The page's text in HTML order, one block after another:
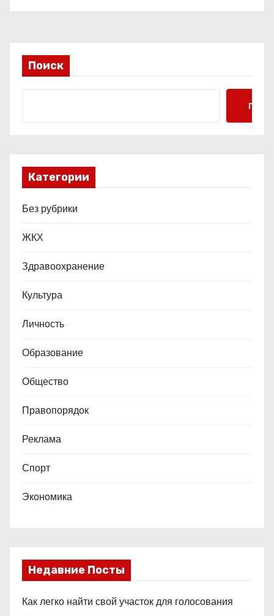
и
с
Поиск
Поиск
Категории
Без рубрики
ЖКХ
Здравоохранение
Культура
Личность
Образование
Общество
Правопорядок
Реклама
Спорт
Экономика
Недавние Посты
Как легко найти свой участок для голосования